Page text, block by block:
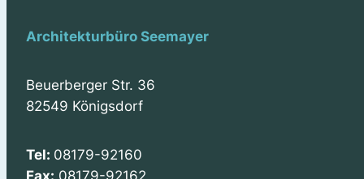
Architekturbüro Seemayer
Beuerberger Str. 36
82549 Königsdorf
Tel: 08179-92160
Fax: 08179-92162